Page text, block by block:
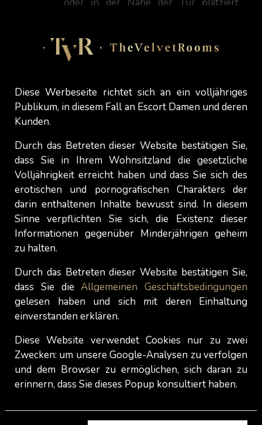
Umschlag mit der Spende in ein Buch
und übergeben Sie ihn ihr bei einem
entschuldigen, um die Spende zu
überprüfen, und Ihre gemeinsame Zeit
Bitte versuchen Sie nicht, über ihre
Preise zu verhandeln, da Sie sonst
freundlicherweise gebeten werden, zu
gehen.
Das Leben kann sehr stressig werden
und in der Hitze des Moments können
Sie nach eine „Kurzfristige Buchung“
zu vermeiden, versuchen Sie bitte,
Ihren Termin mit Ihrem Lieblingsmodel
im Voraus zu buchen.
derzeit keinen Freund und gehen sie
nicht zu Verabredungen, für die sie
nicht bezahlt werden.
Bitte kommen Sie nicht zu früh (die
Dame ist vielleicht noch nicht bereit)
oder spät (Sie sollten sie nicht länger
Diese Werbeseite richtet sich an ein volljähriges
Publikum, in diesem Fall an Escort Damen und deren
Kunden.
Durch das Betreten dieser Website bestätigen Sie,
dass Sie in Ihrem Wohnsitzland die gesetzliche
Volljährigkeit erreicht haben und dass Sie sich des
erotischen und pornografischen Charakters der
darin enthaltenen Inhalte bewusst sind. In diesem
Sinne verpflichten Sie sich, die Existenz dieser
Informationen gegenüber Minderjährigen geheim
zu halten.
Durch das Betreten dieser Website bestätigen Sie,
dass Sie dieAllgemeinen Geschäftsbedingungen
gelesen haben und sich mit deren Einhaltung
einverstanden erklären.
Diese Website verwendet Cookies nur zu zwei
Zwecken: um unsere Google-Analysen zu verfolgen
und dem Browser zu ermöglichen, sich daran zu
erinnern, dass Sie dieses Popup konsultiert haben.